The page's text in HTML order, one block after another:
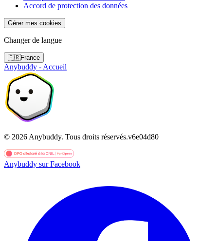
Accord de protection des données
Gérer mes cookies
Changer de langue
🇫🇷France
Anybuddy - Accueil
© 2026 Anybuddy. Tous droits réservés.v6e04d80
Anybuddy sur Facebook